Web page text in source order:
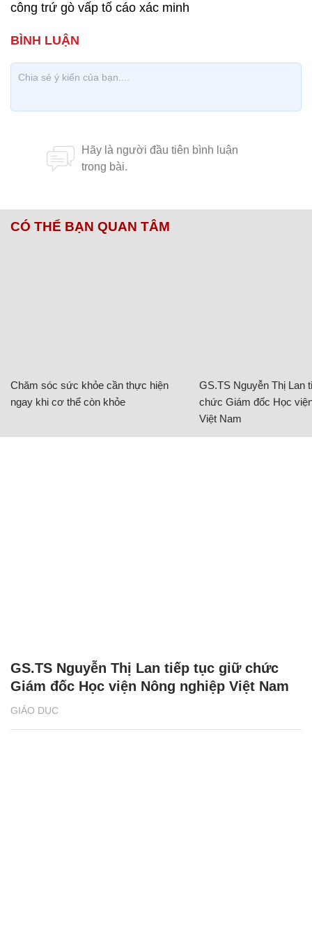
công trứ gò vấp tố cáo xác minh
CÓ THỂ BẠN QUAN TÂM
Chăm sóc sức khỏe cần thực hiện
ngay khi cơ thể còn khỏe
GS.TS Nguyễn Thị Lan
chức Giám đốc Học
Việt Nam
GIÁO DỤC
GS.TS Nguyễn Thị Lan tiếp tục giữ chức
Giám đốc Học viện Nông nghiệp Việt Nam